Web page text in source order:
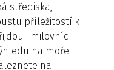
střediska,
příležitostí k
i milovníci
na moře.
na